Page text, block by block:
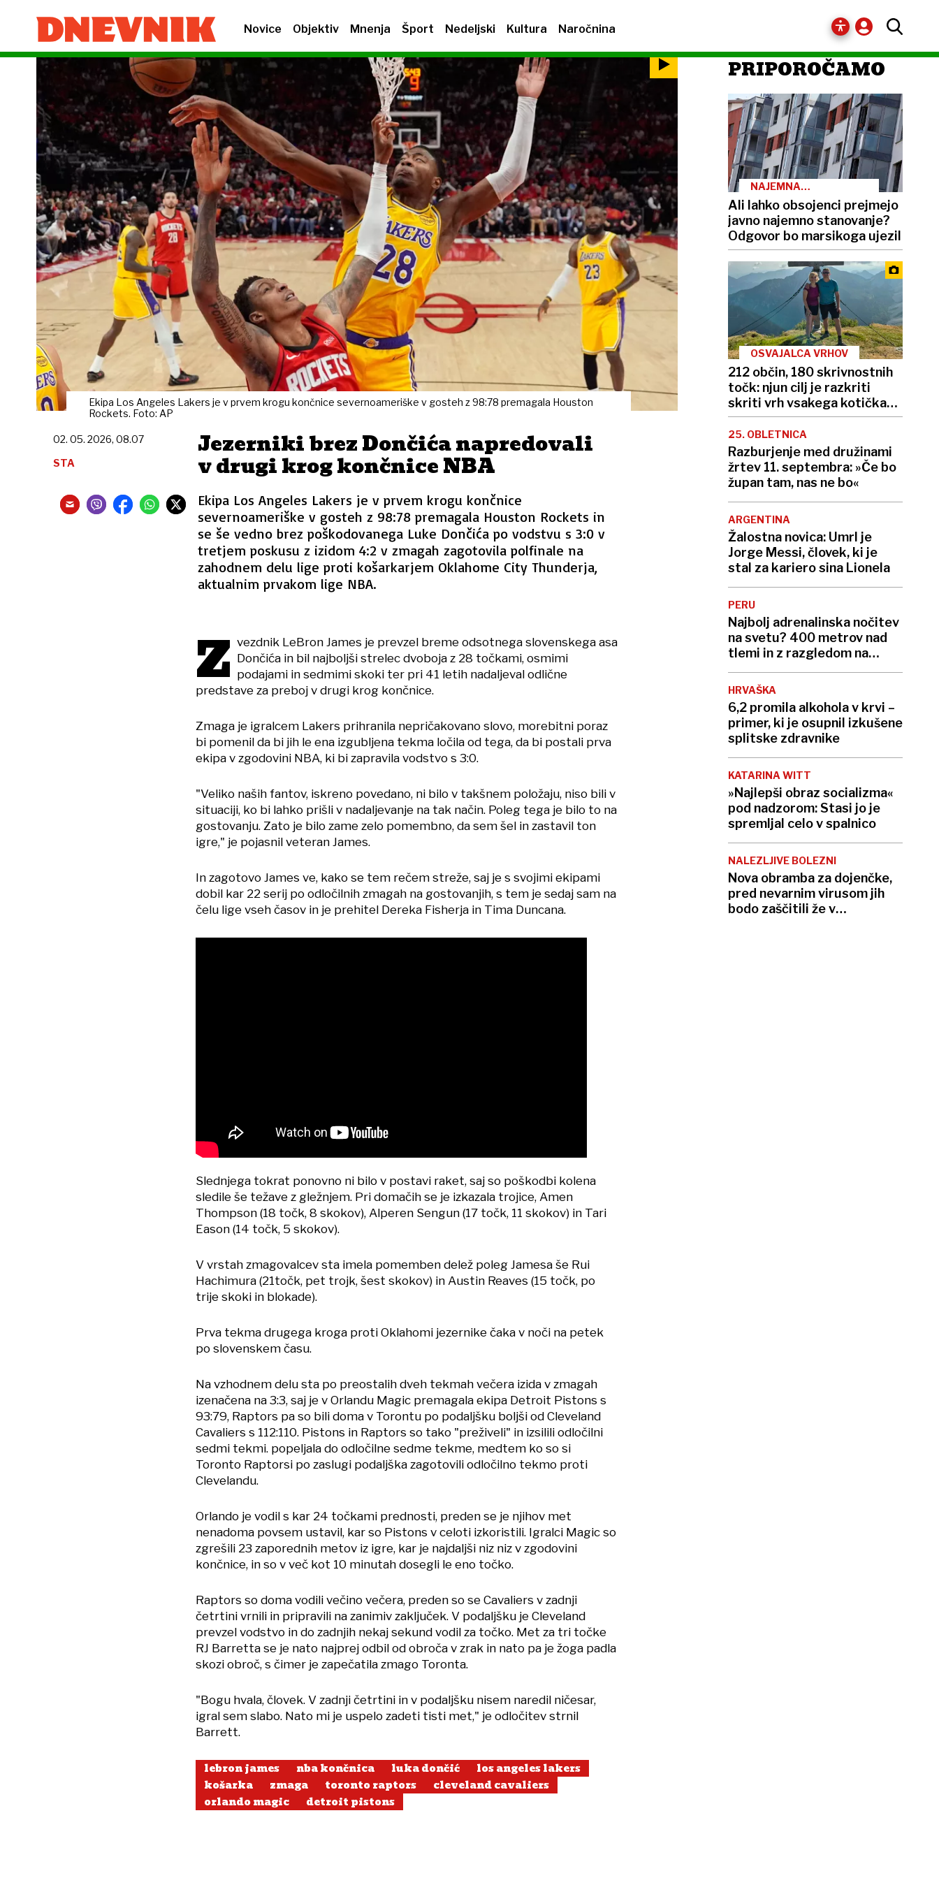
Novice Objektiv Mnenja Šport Nedeljski Kultura Naročnina
Ekipa Los Angeles Lakers je v prvem krogu končnice severnoameriške v gosteh z 98:78 premagala Houston
Rockets. Foto: AP
Jezerniki brez Dončića napredovali
v drugi krog končnice NBA
Ekipa Los Angeles Lakers je v prvem krogu končnice
severnoameriške v gosteh z 98:78 premagala Houston Rockets in
se še vedno brez poškodovanega Luke Dončića po vodstvu s 3:0 v
tretjem poskusu z izidom 4:2 v zmagah zagotovila polfinale na
zahodnem delu lige proti košarkarjem Oklahome City Thunderja,
aktualnim prvakom lige NBA.
02. 05. 2026, 08.07
STA
Z vezdnik LeBron James je prevzel breme odsotnega slovenskega asa
Dončića in bil najboljši strelec dvoboja z 28 točkami, osmimi
podajami in sedmimi skoki ter pri 41 letih nadaljeval odlične
predstave za preboj v drugi krog končnice.
Zmaga je igralcem Lakers prihranila nepričakovano slovo, morebitni poraz
bi pomenil da bi jih le ena izgubljena tekma ločila od tega, da bi postali prva
ekipa v zgodovini NBA, ki bi zapravila vodstvo s 3:0.
"Veliko naših fantov, iskreno povedano, ni bilo v takšnem položaju, niso bili v
situaciji, ko bi lahko prišli v nadaljevanje na tak način. Poleg tega je bilo to na
gostovanju. Zato je bilo zame zelo pomembno, da sem šel in zastavil ton
igre," je pojasnil veteran James.
In zagotovo James ve, kako se tem rečem streže, saj je s svojimi ekipami
dobil kar 22 serij po odločilnih zmagah na gostovanjih, s tem je sedaj sam na
čelu lige vseh časov in je prehitel Dereka Fisherja in Tima Duncana.
Slednjega tokrat ponovno ni bilo v postavi raket, saj so poškodbi kolena
sledile še težave z gležnjem. Pri domačih se je izkazala trojice, Amen
Thompson (18 točk, 8 skokov), Alperen Sengun (17 točk, 11 skokov) in Tari
Eason (14 točk, 5 skokov).
V vrstah zmagovalcev sta imela pomemben delež poleg Jamesa še Rui
Hachimura (21točk, pet trojk, šest skokov) in Austin Reaves (15 točk, po
trije skoki in blokade).
Prva tekma drugega kroga proti Oklahomi jezernike čaka v noči na petek
po slovenskem času.
Na vzhodnem delu sta po preostalih dveh tekmah večera izida v zmagah
izenačena na 3:3, saj je v Orlandu Magic premagala ekipa Detroit Pistons s
93:79, Raptors pa so bili doma v Torontu po podaljšku boljši od Cleveland
Cavaliers s 112:110. Pistons in Raptors so tako "preživeli" in izsilili odločilni
sedmi tekmi. popeljala do odločilne sedme tekme, medtem ko so si
Toronto Raptorsi po zaslugi podaljška zagotovili odločilno tekmo proti
Clevelandu.
Orlando je vodil s kar 24 točkami prednosti, preden se je njihov met
nenadoma povsem ustavil, kar so Pistons v celoti izkoristili. Igralci Magic so
zgrešili 23 zaporednih metov iz igre, kar je najdaljši niz niz v zgodovini
končnice, in so v več kot 10 minutah dosegli le eno točko.
Raptors so doma vodili večino večera, preden so se Cavaliers v zadnji
četrtini vrnili in pripravili na zanimiv zaključek. V podaljšku je Cleveland
prevzel vodstvo in do zadnjih nekaj sekund vodil za točko. Met za tri točke
RJ Barretta se je nato najprej odbil od obroča v zrak in nato pa je žoga padla
skozi obroč, s čimer je zapečatila zmago Toronta.
"Bogu hvala, človek. V zadnji četrtini in v podaljšku nisem naredil ničesar,
igral sem slabo. Nato mi je uspelo zadeti tisti met," je odločitev strnil
Barrett.
lebron james nba končnica luka dončić
los angeles lakers
košarka
zmaga toronto raptors
cleveland cavaliers
orlando magic
detroit pistons
PRIPOROČAMO
NAJEMNA
STANOVANJA
Ali lahko obsojenci prejmejo
javno najemno stanovanje?
Odgovor bo marsikoga ujezil
OSVAJALCA VRHOV
212 občin, 180 skrivnostnih
točk: njun cilj je razkriti
skriti vrh vsakega kotička
Slovenije
25. OBLETNICA
Razburjenje med družinami
žrtev 11. septembra: »Če bo
župan tam, nas ne bo«
ARGENTINA
Žalostna novica: Umrl je
Jorge Messi, človek, ki je
stal za kariero sina Lionela
PERU
Najbolj adrenalinska nočitev
na svetu? 400 metrov nad
tlemi in z razgledom na
globok prepad
HRVAŠKA
6,2 promila alkohola v krvi –
primer, ki je osupnil izkušene
splitske zdravnike
KATARINA WITT
»Najlepši obraz socializma«
pod nadzorom: Stasi jo je
spremljal celo v spalnico
NALEZLJIVE BOLEZNI
Nova obramba za dojenčke,
pred nevarnim virusom jih
bodo zaščitili že v